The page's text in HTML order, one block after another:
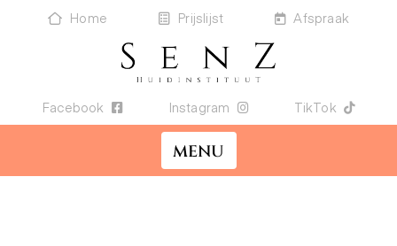
Home Prijslijst Afspraak
Facebook Instagram TikTok
MENU